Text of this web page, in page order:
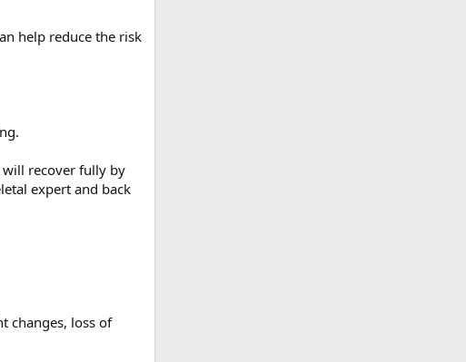
help reduce the risk
will recover fully by
expert and back
changes, loss of